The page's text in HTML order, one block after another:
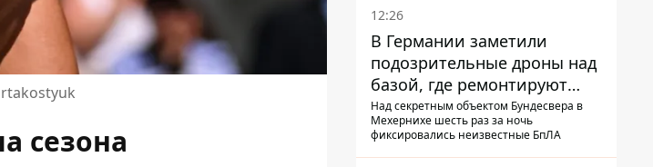
сезона
12:26
В Германии заметили
подозрительные дроны над
базой, где ремонтируют
Patriot - СМИ
Над секретным объектом Бундесвера в
Мехернихе шесть раз за ночь
фиксировались неизвестные БпЛА